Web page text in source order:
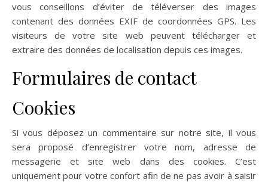
vous conseillons d’éviter de téléverser des images
contenant des données EXIF de coordonnées GPS. Les
visiteurs de votre site web peuvent télécharger et
extraire des données de localisation depuis ces images.
Formulaires de contact
Cookies
Si vous déposez un commentaire sur notre site, il vous
sera proposé d’enregistrer votre nom, adresse de
messagerie et site web dans des cookies. C’est
uniquement pour votre confort afin de ne pas avoir à saisir